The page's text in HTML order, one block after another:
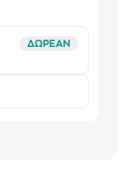
ΔΩΡΕΑΝ